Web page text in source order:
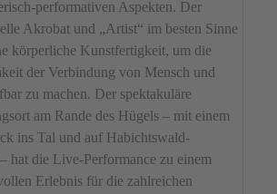
performativen Aspekten. Der
Akrobat und „Artist“ im besten Sinne
körperliche Kunstfertigkeit, um die
der Verbindung von Mensch und
zu machen. Der spektakuläre
am Rande des Hügels – mit einem
ins Tal und auf Habichtswald-
hat die Live-Performance zu einem
Erlebnis für die zahlreichen